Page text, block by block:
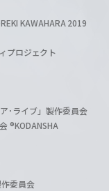
KAWAHARA 2019
プロジェクト
･ライブ」製作委員会
®KODANSHA
委員会